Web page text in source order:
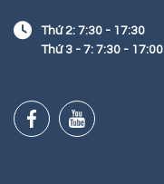
Thứ 2: 7:30 - 17:30
Thứ 3 - 7: 7:30 - 17:00